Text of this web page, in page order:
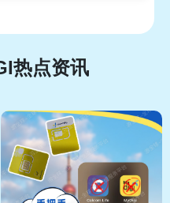
热点资讯